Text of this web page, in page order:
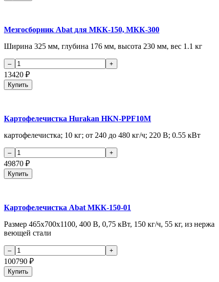
Мезгосборник Abat для МКК-150, МКК-300
Ширина 325 мм, глубина 176 мм, высота 230 мм, вес 1.1 кг
13420 ₽
Купить
Картофелечистка Hurakan HKN-PPF10M
картофелечистка; 10 кг; от 240 до 480 кг/ч; 220 В; 0.55 кВт
49870 ₽
Купить
Картофелечистка Abat МКК-150-01
Размер 465х700х1100, 400 В, 0,75 кВт, 150 кг/ч, 55 кг, из нержа
веющей стали
100790 ₽
Купить